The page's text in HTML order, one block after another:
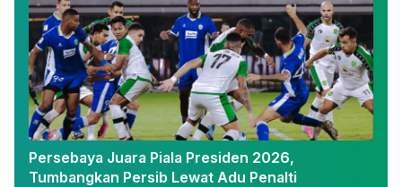
Persebaya Juara Piala Presiden 2026,
Tumbangkan Persib Lewat Adu Penalti